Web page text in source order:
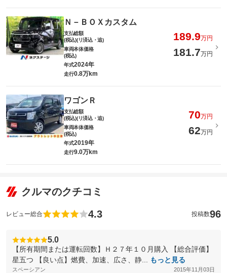
Ｎ－ＢＯＸカスタム
支払総額
(税込)(リ済込・追)
189.9万円
車両本体価格
(税込)
181.7万円
年式2024年
走行0.8万km
ワゴンＲ
支払総額
(税込)(リ済込・追)
70万円
車両本体価格
(税込)
62万円
年式2019年
走行9.0万km
クルマのクチコミ
レビュー総合 4.3 投稿数96
5.0
【所有期間または運転回数】Ｈ２７年１０月購入 【総合評価】
星五つ 【良い点】燃費、加速、広さ、静...
もっと見る
スペーシアン 2015年11月03日